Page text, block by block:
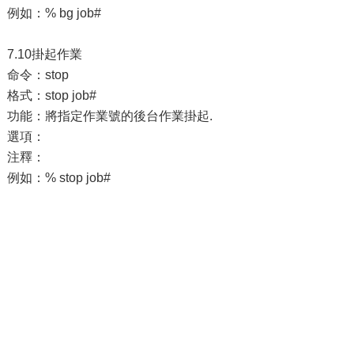
例如：% bg job#
7.10掛起作業
命令：stop
格式：stop job#
功能：將指定作業號的後台作業掛起.
選項：
注釋：
例如：% stop job#